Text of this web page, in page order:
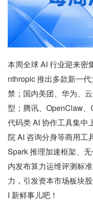
本周全球 AI 行业迎来密
nthropic 推出多款新一
禁；国内美团、华为、
型；腾讯、OpenClaw、
代码类 AI 协作工具集中
院 AI 咨询分身等商用工
Spark 推理加速框架、
内发布算力运维评测标
力，引发资本市场板块
I 新鲜事儿吧！